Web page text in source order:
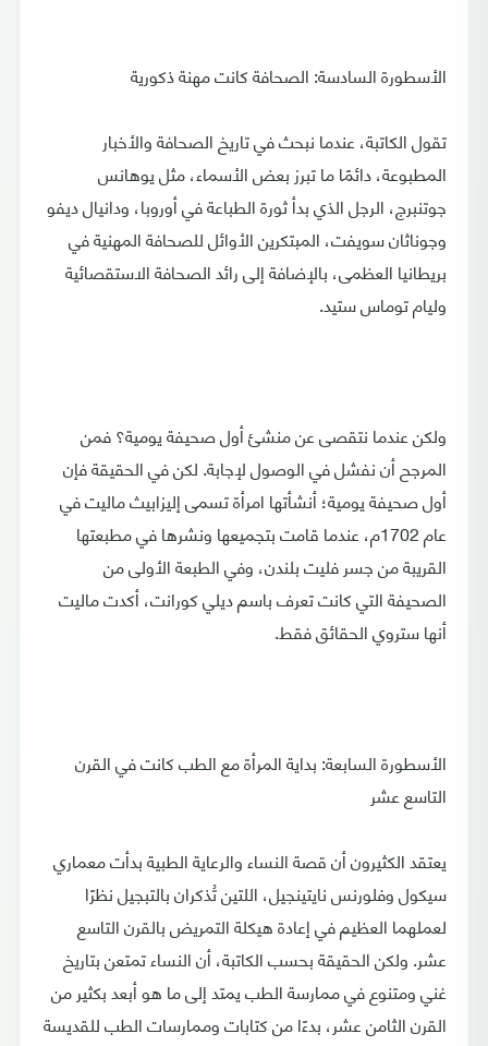
الأسطورة السادسة: الصحافة كانت مهنة ذكورية
تقول الكاتبة، عندما نبحث في تاريخ الصحافة والأخبار
المطبوعة، دائمًا ما تبرز بعض الأسماء، مثل يوهانس
جوتنبرج، الرجل الذي بدأ ثورة الطباعة في أوروبا، ودانيال ديفو
وجوناثان سويفت، المبتكرين الأوائل للصحافة المهنية في
بريطانيا العظمى، بالإضافة إلى رائد الصحافة الاستقصائية
وليام توماس ستيد.
ولكن عندما نتقصى عن منشئ أول صحيفة يومية؟ فمن
المرجح أن نفشل في الوصول لإجابة. لكن في الحقيقة فإن
أول صحيفة يومية؛ أنشأتها امرأة تسمى إليزابيث ماليت في
عام 1702م، عندما قامت بتجميعها ونشرها في مطبعتها
القريبة من جسر فليت بلندن، وفي الطبعة الأولى من
الصحيفة التي كانت تعرف باسم ديلي كورانت، أكدت ماليت
أنها ستروي الحقائق فقط.
الأسطورة السابعة: بداية المرأة مع الطب كانت في القرن
التاسع عشر
يعتقد الكثيرون أن قصة النساء والرعاية الطبية بدأت معماري
سيكول وفلورنس نايتينجيل، اللتين تُذكران بالتبجيل نظرًا
لعملهما العظيم في إعادة هيكلة التمريض بالقرن التاسع
عشر. ولكن الحقيقة بحسب الكاتبة، أن النساء تمتعن بتاريخ
غني ومتنوع في ممارسة الطب يمتد إلى ما هو أبعد بكثير من
القرن الثامن عشر، بدءًا من كتابات وممارسات الطب للقديسة